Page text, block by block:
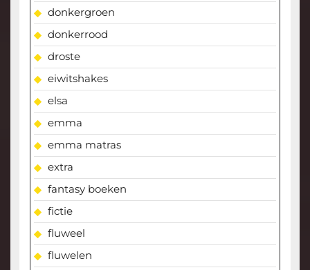
donkergroen
donkerrood
droste
eiwitshakes
elsa
emma
emma matras
extra
fantasy boeken
fictie
fluweel
fluwelen